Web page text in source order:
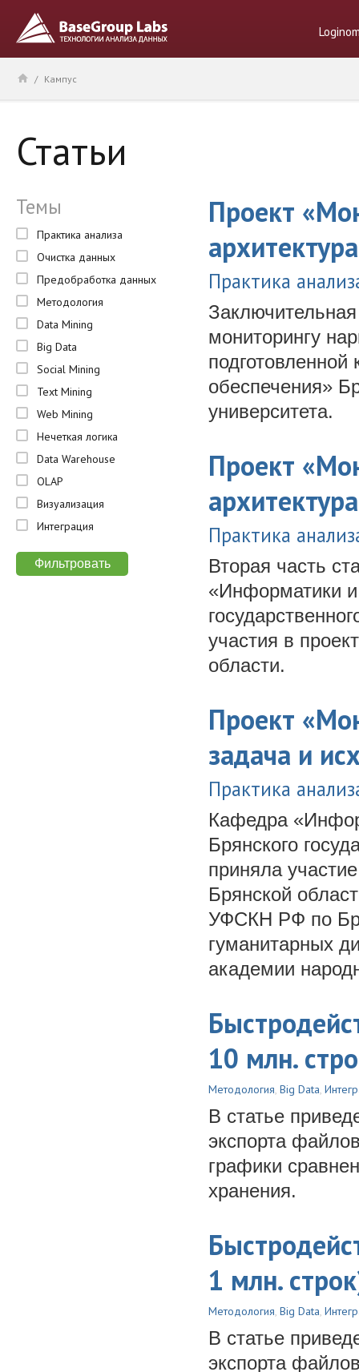
/ Кампус
Статьи
Темы
Практика анализа
Очистка данных
Предобработка данных
Методология
Data Mining
Big Data
Social Mining
Text Mining
Web Mining
Нечеткая логика
Data Warehouse
OLAP
Визуализация
Интеграция
Проект
Практика
мониторингу
обеспечения»
университета.
Проект
Практика
Вторая часть
«Информатики и
участия в
области.
Проект
задача и
Практика
Кафедра
Брянского
приняла
Брянской
УФСКН РФ по
гуманитарных
академии
10 млн.
Методология, Big Data,
В статье
экспорта
графики
хранения.
1 млн.
Методология, Big Data,
В статье
экспорта